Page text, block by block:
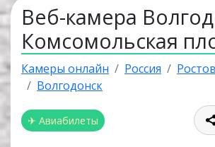
Веб-камера
Комсомольская
Камеры онлайн Россия
Волгодонск
✈ Авиабилеты